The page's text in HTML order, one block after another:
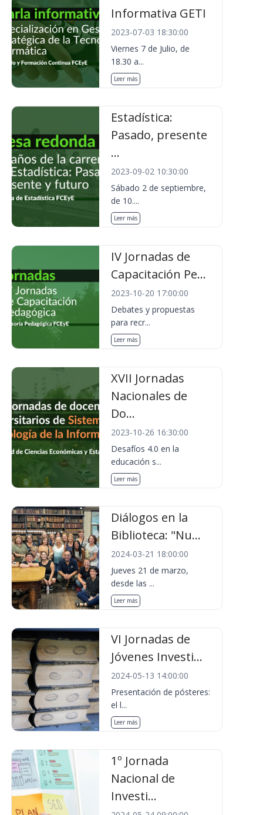
Informativa GETI
2023-07-03 18:30:00
Viernes 7 de Julio, de
18.30 a...
Leer más
Estadística:
Pasado, presente
...
2023-09-02 10:30:00
Sábado 2 de septiembre,
de 10....
Leer más
IV Jornadas de
Capacitación Pe...
2023-10-20 17:00:00
Debates y propuestas
para recr...
Leer más
XVII Jornadas
Nacionales de
Do...
2023-10-26 16:30:00
Desafíos 4.0 en la
educación s...
Leer más
Diálogos en la
Biblioteca: "Nu...
2024-03-21 18:00:00
Jueves 21 de marzo,
desde las ...
Leer más
VI Jornadas de
Jóvenes Investi...
2024-05-13 14:00:00
Presentación de pósteres:
el l...
Leer más
1º Jornada
Nacional de
Investi...